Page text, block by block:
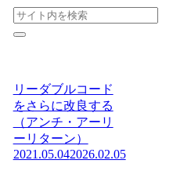
リーダブルコード
をさらに改良する
（アンチ・アーリ
ーリターン）
2021.05.042026.02.05